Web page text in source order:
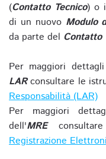
(Contatto Tecnico) o i
di un nuovo Modulo
da parte del Contatto
Per maggiori
LARconsultare le
Responsabilità (LAR)
Per maggiori
dell'MRE
Registrazione